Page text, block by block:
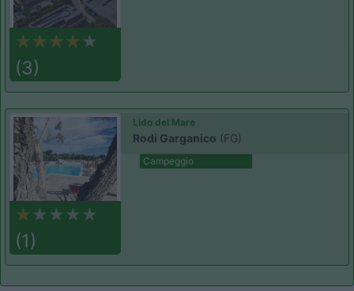
(3)
(1)
Lido del Mare
Rodi Garganico (FG)
Campeggio